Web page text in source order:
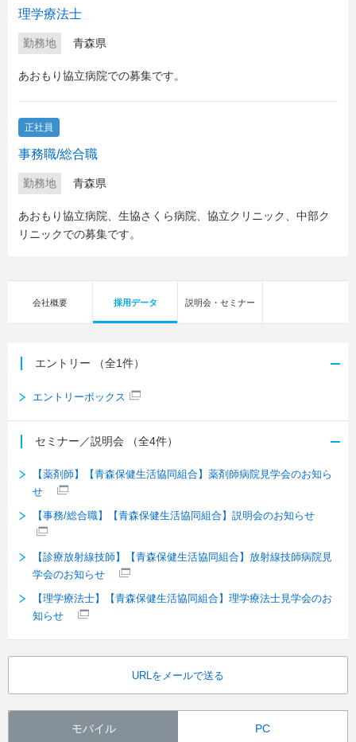
理学療法士
勤務地 青森県
あおもり協立病院での募集です。
正社員
事務職/総合職
勤務地 青森県
あおもり協立病院、生協さくら病院、協立クリニック、中部ク
リニックでの募集です。
会社概要 採用データ 説明会・セミナー
エントリー （全1件）
エントリーボックス
セミナー／説明会 （全4件）
【薬剤師】【青森保健生活協同組合】薬剤師病院見学会のお知ら
せ
【事務/総合職】【青森保健生活協同組合】説明会のお知らせ
【診療放射線技師】【青森保健生活協同組合】放射線技師病院見
学会のお知らせ
【理学療法士】【青森保健生活協同組合】理学療法士見学会のお
知らせ
URLをメールで送る
モバイル PC